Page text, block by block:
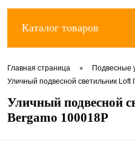
Каталог товаров
Главная страница • Подвесные
Уличный подвесной светильник Loft
Уличный подвесной
Bergamo 100018P